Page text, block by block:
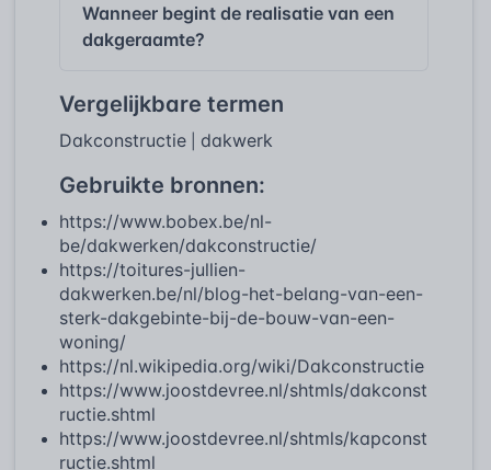
Wanneer begint de realisatie van een
dakgeraamte?
Vergelijkbare termen
Dakconstructie dakwerk
Gebruikte bronnen:
https://www.bobex.be/nl-
be/dakwerken/dakconstructie/
https://toitures-jullien-
dakwerken.be/nl/blog-het-belang-van-een-
sterk-dakgebinte-bij-de-bouw-van-een-
woning/
https://nl.wikipedia.org/wiki/Dakconstructie
https://www.joostdevree.nl/shtmls/dakconst
ructie.shtml
https://www.joostdevree.nl/shtmls/kapconst
ructie.shtml